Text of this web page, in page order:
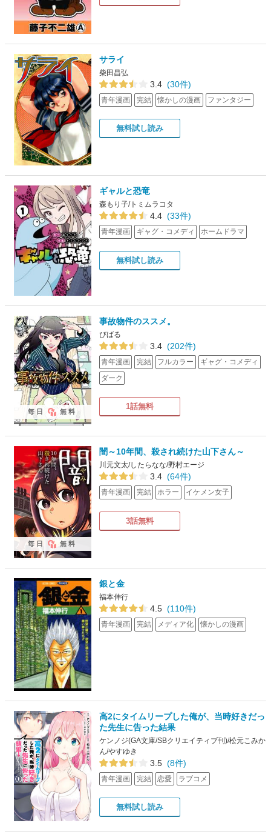
サライ
柴田昌弘
3.4 (30件)
青年漫画 完結 懐かしの漫画 ファンタジー
無料試し読み
ギャルと恐竜
森もり子/トミムラコタ
4.4 (33件)
青年漫画 ギャグ・コメディ ホームドラマ
無料試し読み
事故物件のススメ。
びばる
3.4 (202件)
青年漫画 完結 フルカラー
ギャグ・コメディ
ダーク
1話無料
毎日 無料
闇～10年間、殺され続けた山下さん～
川元文太/したらなな/野村エージ
3.4 (64件)
青年漫画 完結 ホラー イケメン女子
3話無料
毎日 無料
銀と金
福本伸行
4.5 (110件)
青年漫画 完結 メディア化 懐かしの漫画
高2にタイムリープした俺が、当時好きだっ
た先生に告った結果
ケンノジ(GA文庫/SBクリエイティブ刊)/松元こみか
ん/やすゆき
3.5 (8件)
青年漫画 完結 恋愛 ラブコメ
無料試し読み